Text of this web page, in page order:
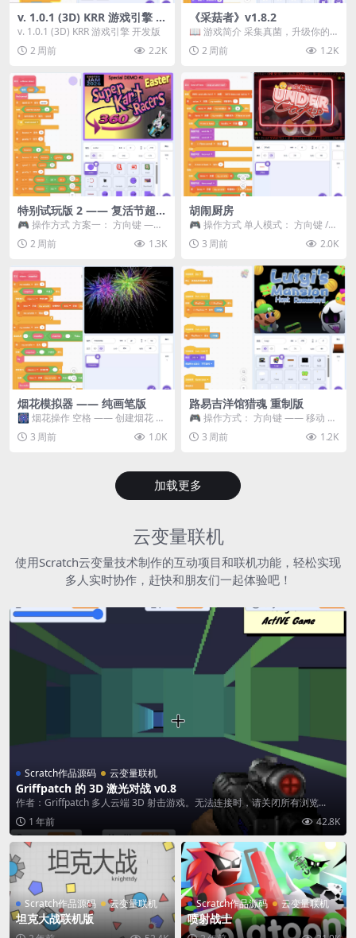
v. 1.0.1 (3D) KRR 游戏引擎 开
发版
v. 1.0.1 (3D) KRR 游戏引擎 开发版
2 周前
2.2K
《采菇者》v1.8.2
📖 游戏简介 采集真菌，升级你的
机体，并前往未知领域探索。 这是
一款静谧的探索冒...
2 周前 1.2K
特别试玩版 2 —— 复活节超级
卡丁车赛
🎮 操作方式 方案一： 方向键 ——
移动 Z —— 跳跃 / 漂移 方案二： ...
2 周前 1.3K
胡闹厨房
🎮 操作方式 单人模式： 方向键 /
WASD —— 移动 Z / K —— 抓...
3 周前 2.0K
烟花模拟器 —— 纯画笔版
🎆 烟花操作 空格 —— 创建烟花 1
~ 3 —— 切换烟花类型 普通烟花
嘶...3 周前 1.0K
路易吉洋馆猎魂 重制版
🎮 操作方式： 方向键 —— 移动 &
跳跃 空格 —— 打开宝箱 将你...
3 周前 1.2K
加载更多
云变量联机
使用Scratch云变量技术制作的互动项目和联机功能，轻松实现
多人实时协作，赶快和朋友们一起体验吧！
Scratch作品源码 云变量联机
Griffpatch 的 3D 激光对战 v0.8
作者：Griffpatch 多人云端 3D 射击游戏。无法连接时，请关闭所有浏览...
1 年前
42.8K
Scratch作品源码 云变量联机
坦克大战联机版
Scratch作品源码 云变量联机
喷射战士